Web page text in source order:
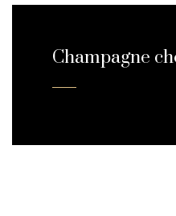
Champagne